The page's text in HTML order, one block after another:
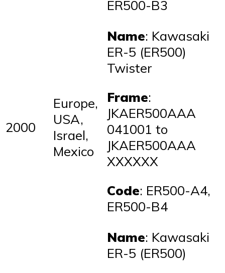
ER500-B3
2000
Europe,
USA,
Israel,
Mexico
Name: Kawasaki
ER-5 (ER500)
Twister
Frame:
JKAER500AAA
041001 to
JKAER500AAA
XXXXXX
Code: ER500-A4,
ER500-B4
Name: Kawasaki
ER-5 (ER500)